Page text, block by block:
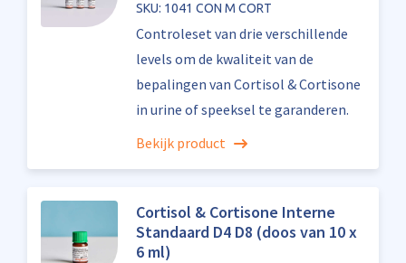
SKU: 1041 CON M CORT
Controleset van drie verschillende
levels om de kwaliteit van de
bepalingen van Cortisol & Cortisone
in urine of speeksel te garanderen.
Bekijk product
Cortisol & Cortisone Interne
Standaard D4 D8 (doos van 10 x
6 ml)